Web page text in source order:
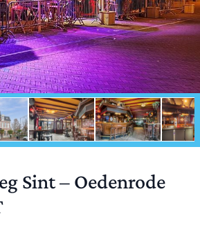
Sint – Oedenrode